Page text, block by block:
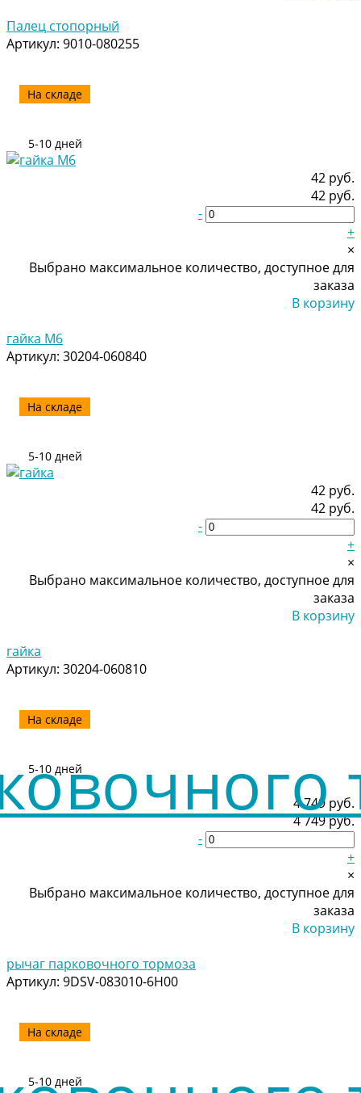
4 749 руб.
4 749 руб.
-
+
×
Выбрано максимальное количество, доступное для
заказа
В корзину
рычаг парковочного тормоза
Артикул: 9DSV-083010-6H00
На складе
5-10 дней
Палец стопорный
Артикул: 9010-080255
На складе
5-10 дней
42 руб.
42 руб.
-
+
×
Выбрано максимальное количество, доступное для
заказа
В корзину
гайка M6
Артикул: 30204-060840
На складе
5-10 дней
42 руб.
42 руб.
-
+
×
Выбрано максимальное количество, доступное для
заказа
В корзину
гайка
Артикул: 30204-060810
На складе
5-10 дней